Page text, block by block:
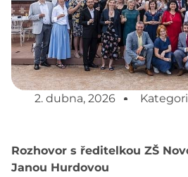
2. dubna, 2026
Rozhovor s ředitelkou ZŠ
Janou Hurdovou